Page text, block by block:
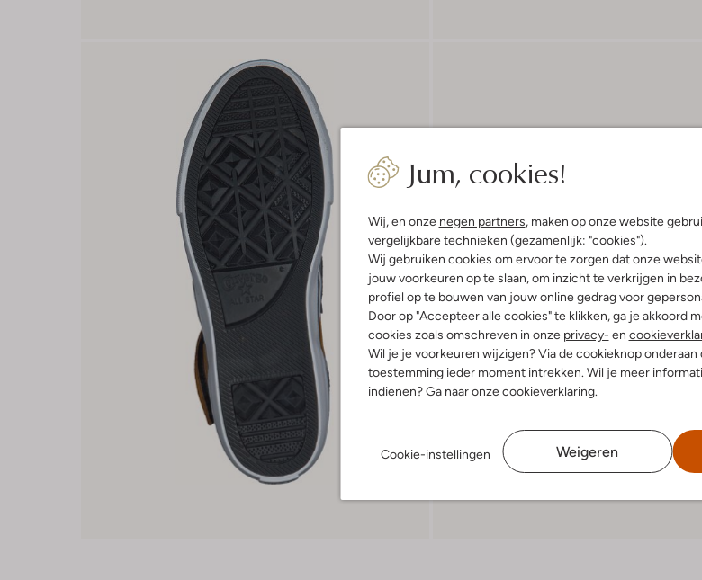
Jum, cookies!
Wij, en onze negen partners, maken op onze website
vergelijkbare technieken (gezamenlijk: "cookies").
Wij gebruiken cookies om ervoor te zorgen dat onze
jouw voorkeuren op te slaan, om inzicht te verkrijgen in
profiel op te bouwen van jouw online gedrag voor
Door op "Accepteer alle cookies" te klikken, ga je akkoord
cookies zoals omschreven in onze privacy- en
Wil je je voorkeuren wijzigen? Via de cookieknop onderaan
toestemming ieder moment intrekken. Wil je meer
indienen? Ga naar onzecookieverklaring.
Cookie-instellingen Weigeren